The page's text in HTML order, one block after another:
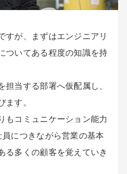
すが、まずはエンジニアリ
ついてある程度の知識を持
当する部署へ仮配属し、
す。
もコミュニケーション能力
につきながら営業の基本
る多くの顧客を覚えていき